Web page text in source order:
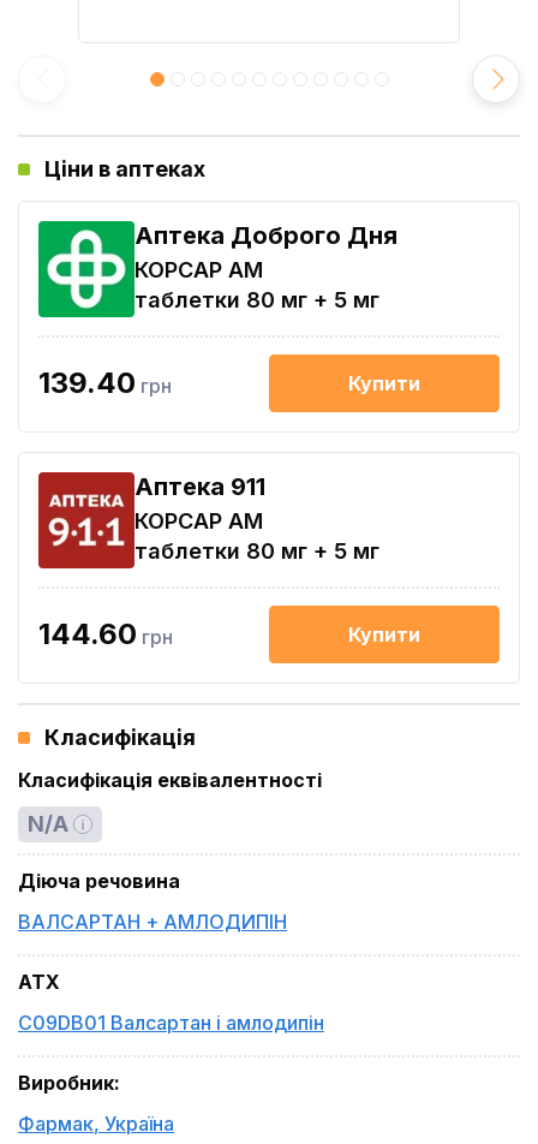
Ціни в аптеках
Аптека Доброго Дня
КОРСАР АМ
таблетки 80 мг + 5 мг
139.40 грн Купити
Aптека 911
КОРСАР АМ
таблетки 80 мг + 5 мг
144.60 грн Купити
Класифікація
Класифікація еквівалентності
N/A
Діюча речовина
ВАЛСАРТАН + АМЛОДИПІН
ATX
C09DB01 Валсартан і амлодипін
Виробник:
Фармак, Україна